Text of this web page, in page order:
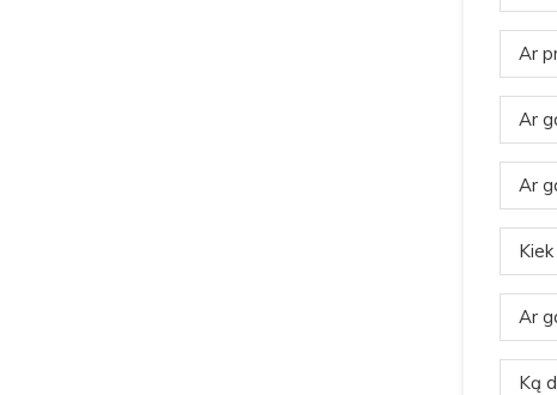
Ar
Ar
Ar
Ar
Ką